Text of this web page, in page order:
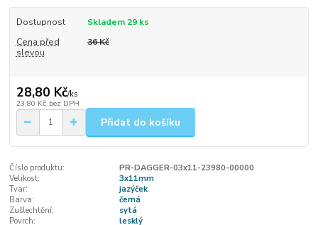
Dostupnost
Skladem 29 ks
Cena před
slevou
36 Kč
28,80 Kč/ks
23,80 Kč bez DPH
Přidat do košíku
Číslo produktu:
PR-DAGGER-03x11-23980-00000
Velikost:
3x11mm
Tvar:
jazýček
Barva:
černá
Zušlechtění:
sytá
Povrch:
lesklý